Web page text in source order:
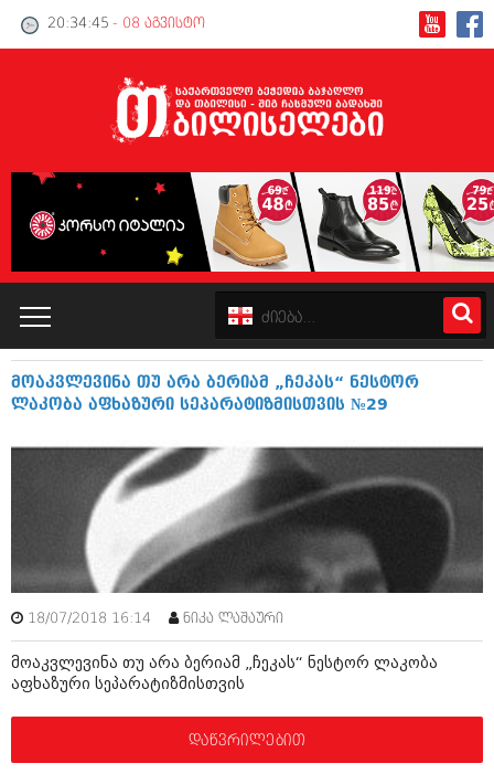
20:34:46 - 08 აგვისტო
ინტერვიუები
ამბები
საზოგადოება
მოდი, ვილაპარაკოთ
კატალოგი
პოლიტიკა
ინტერვიუები
ამბები
საზოგადოება
მოდი, ვილაპარაკოთ
მოდა + დიზაინი
მოაკვლევინა თუ არა ბერიამ „ჩეკას“ ნესტორ
ლაკობა აფხაზური სეპარატიზმისთვის №29
18/07/2018 16:14 ნიკა ლაშაური
მოაკვლევინა თუ არა ბერიამ „ჩეკას“ ნესტორ ლაკობა
აფხაზური სეპარატიზმისთვის
დაწვრილებით